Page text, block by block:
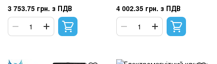
3 753.75 грн. з ПДВ 4 002.35 грн. з ПДВ